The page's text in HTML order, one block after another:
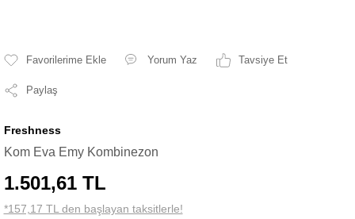
Yorum Yaz Tavsiye Et
Paylaş
Freshness
Kom Eva Emy Kombinezon
1.501,61 TL
*157,17 TL den başlayan taksitlerle!